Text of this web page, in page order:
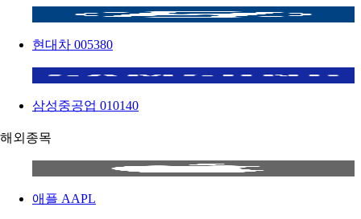
현대차 005380
삼성중공업 010140
해외종목
애플 AAPL